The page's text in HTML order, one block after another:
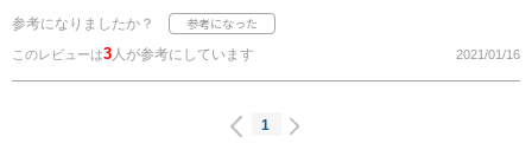
参考になりましたか？
このレビューは3人が参考にしています 2021/01/16
1